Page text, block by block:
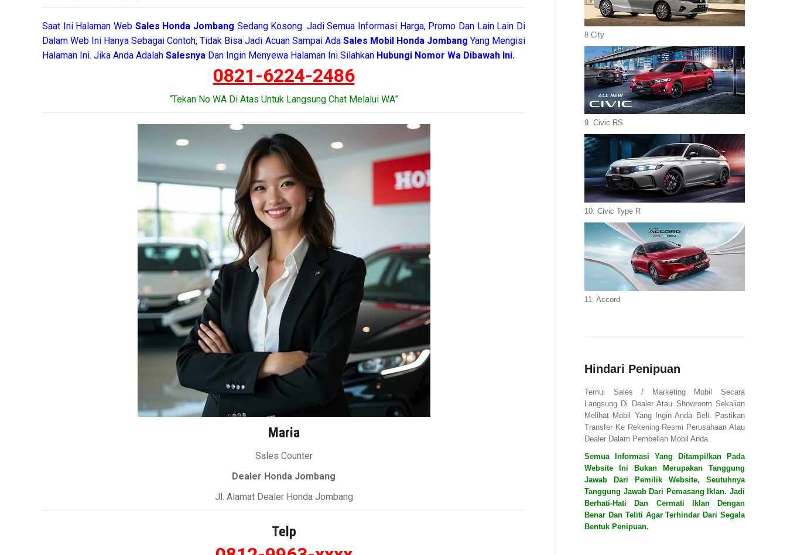
Saat Ini Halaman Web Sales Honda Jombang Sedang Kosong. Jadi Semua Informasi Harga, Promo Dan Lain Lain Di
Dalam Web Ini Hanya Sebagai Contoh, Tidak Bisa Jadi Acuan Sampai Ada Sales Mobil Honda Jombang Yang Mengisi
Halaman Ini. Jika Anda Adalah Salesnya Dan Ingin Menyewa Halaman Ini Silahkan Hubungi Nomor Wa Dibawah Ini.
0821-6224-2486
“Tekan No WA Di Atas Untuk Langsung Chat Melalui WA”
Maria
Sales Counter
Dealer Honda Jombang
Jl. Alamat Dealer Honda Jombang
Telp
8 City
9. Civic RS
10. Civic Type R
11. Accord
Hindari Penipuan
Temui Sales / Marketing Mobil Secara
Langsung Di Dealer Atau Showroom Sekalian
Melihat Mobil Yang Ingin Anda Beli. Pastikan
Transfer Ke Rekening Resmi Perusahaan Atau
Dealer Dalam Pembelian Mobil Anda.
Semua Informasi Yang Ditampilkan Pada
Website Ini Bukan Merupakan Tanggung
Jawab Dari Pemilik Website, Seutuhnya
Tanggung Jawab Dari Pemasang Iklan. Jadi
Berhati-Hati Dan Cermati Iklan Dengan
Benar Dan Teliti Agar Terhindar Dari Segala
Bentuk Penipuan.